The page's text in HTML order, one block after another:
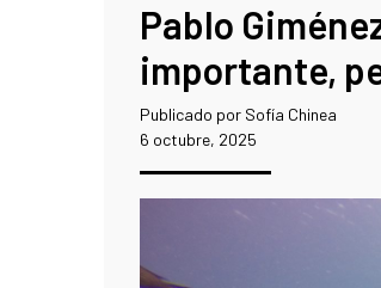
Pablo
importante,
Publicado por Sofía Chinea
6 octubre, 2025